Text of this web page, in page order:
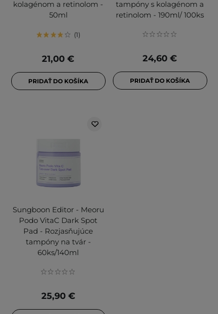
kolagénom a retinolom -
50ml
1
21,00 €
PRIDAŤ DO KOŠÍKA
tampóny s kolagénom a
retinolom - 190ml/ 100ks
24,60 €
PRIDAŤ DO KOŠÍKA
Sungboon Editor - Meoru
Podo VitaC Dark Spot
Pad - Rozjasňujúce
tampóny na tvár -
60ks/140ml
25,90 €